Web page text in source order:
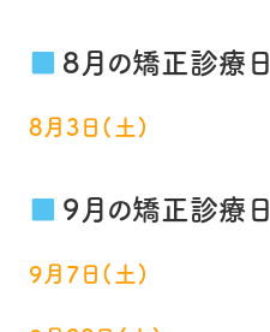
8月の矯正診療日
8月3日(土)
9月の矯正診療日
9月7日(土)